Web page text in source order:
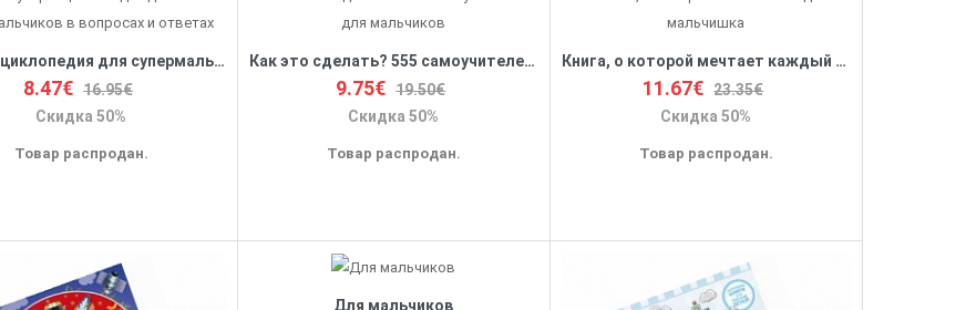
Суперэнциклопедия для супермальчиков в вопросах и ответах
8.47€ 16.95€
Скидка 50%
Товар распродан.
Как это сделать? 555 самоучителей для мальчиков
9.75€ 19.50€
Скидка 50%
Товар распродан.
Книга, о которой мечтает каждый мальчишка
11.67€ 23.35€
Скидка 50%
Товар распродан.
Для мальчиков